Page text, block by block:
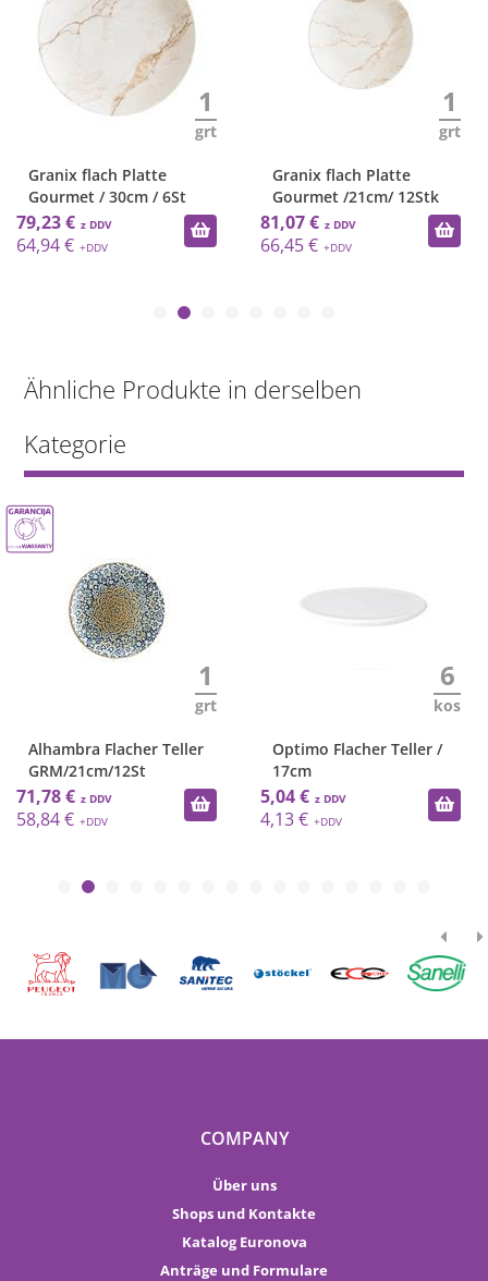
1
grt
Granix flach Platte
Gourmet / 30cm / 6St
79,23 €
64,94 €
1
grt
Granix flach Platte
Gourmet /21cm/ 12Stk
81,07 €
66,45 €
Ähnliche Produkte in derselben
Kategorie
1
grt
Alhambra Flacher Teller
GRM/21cm/12St
71,78 €
58,84 €
6
kos
Optimo Flacher Teller /
17cm
5,04 €
4,13 €
COMPANY
Über uns
Shops und Kontakte
Katalog Euronova
Anträge und Formulare